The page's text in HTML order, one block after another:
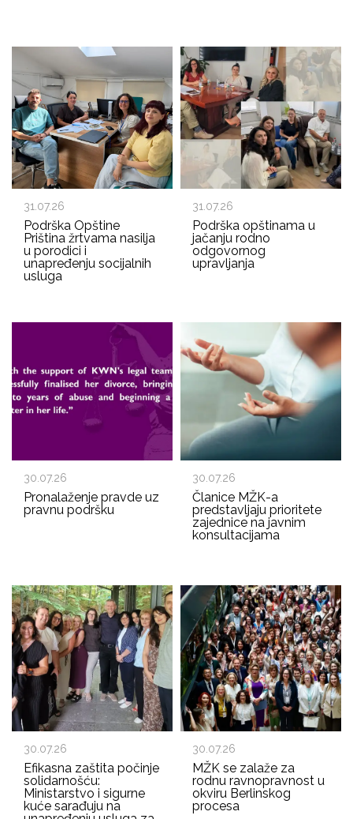
31.07.26
Podrška Opštine
Priština žrtvama nasilja
u porodici i
unapređenju socijalnih
usluga
31.07.26
Podrška opštinama u
jačanju rodno
odgovornog
upravljanja
30.07.26
Pronalaženje pravde uz
pravnu podršku
30.07.26
Članice MŽK-a
predstavljaju prioritete
zajednice na javnim
konsultacijama
30.07.26
Efikasna zaštita počinje
solidarnošću:
Ministarstvo i sigurne
kuće sarađuju na
30.07.26
MŽK se zalaže za
rodnu ravnopravnost u
okviru Berlinskog
procesa